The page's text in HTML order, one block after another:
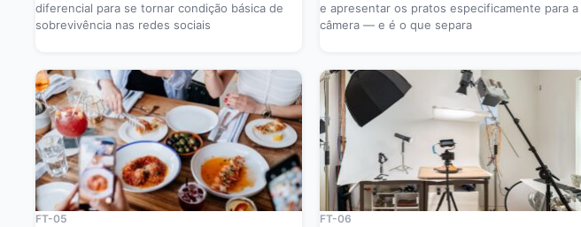
diferencial para se tornar condição básica de
sobrevivência nas redes sociais
e apresentar os pratos especificamente para a
câmera — e é o que separa
FT-05 FT-06